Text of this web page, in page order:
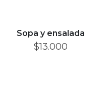
Sopa y ensalada
$13.000